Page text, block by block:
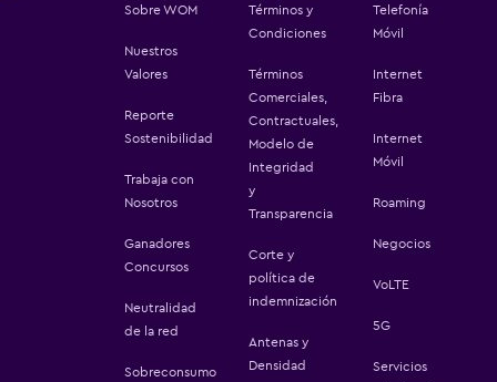
Sobre WOM
Nuestros
Valores
Reporte
Sostenibilidad
Trabaja con
Nosotros
Ganadores
Concursos
Neutralidad
de la red
Sobreconsumo
Términos y
Condiciones
Términos
Comerciales,
Contractuales,
Modelo de
Integridad
y
Transparencia
Corte y
política de
indemnización
Antenas y
Densidad
Telefonía
Móvil
Internet
Fibra
Internet
Móvil
Roaming
Negocios
VoLTE
5G
Servicios